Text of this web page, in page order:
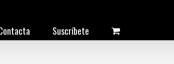
Suscríbete